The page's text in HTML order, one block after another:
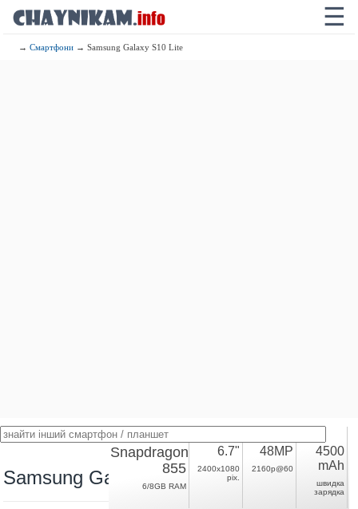
☰
→Смартфони → Samsung Galaxy S10 Lite
Samsung Galaxy S10 Lite
Snapdragon
855
6/8GB RAM
6.7"
2400x1080
pix.
48MP
2160p@60
4500
mAh
швидка
зарядка